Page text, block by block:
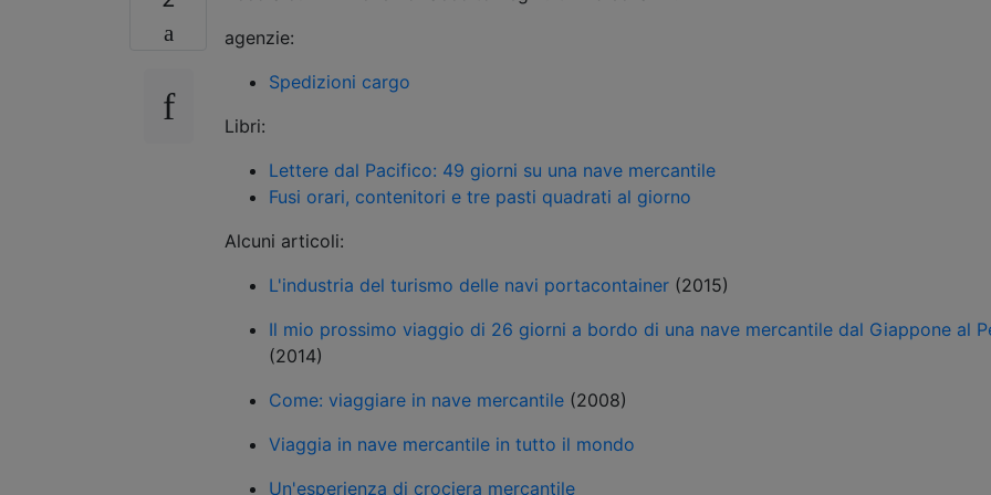
agenzie:
Spedizioni cargo
Libri:
Lettere dal Pacifico: 49 giorni su una nave mercantile
Fusi orari, contenitori e tre pasti quadrati al giorno
Alcuni articoli:
L'industria del turismo delle navi portacontainer (2015)
Il mio prossimo viaggio di 26 giorni a bordo di una nave mercantile dal Giappone al
(2014)
Come: viaggiare in nave mercantile (2008)
Viaggia in nave mercantile in tutto il mondo
Un'esperienza di crociera mercantile